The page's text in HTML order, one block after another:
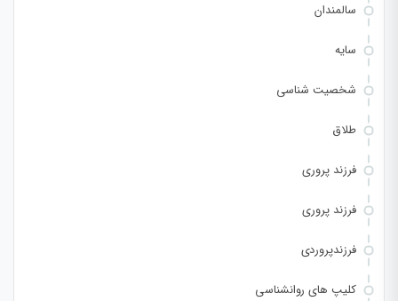
سالمندان
سایه
شخصیت شناسی
طلاق
فرزند پروری
فرزند پروری
فرزندپروردی
کلیپ های روانشناسی